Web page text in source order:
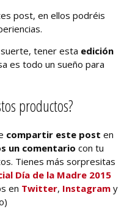
post, en ellos podréis
tener esta edición
es todo un sueño para
productos?
compartir este post en
un comentario con tu
Tienes más sorpresitas
Día de la Madre 2015
en Twitter, Instagram y